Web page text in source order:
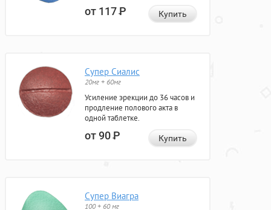
от 117Р Купить
Супер Сиалис
20мг + 60мг
Усиление эрекции до 36 часов и
продление полового акта в
одной таблетке.
от 90Р Купить
Супер Виагра
100 + 60 мг